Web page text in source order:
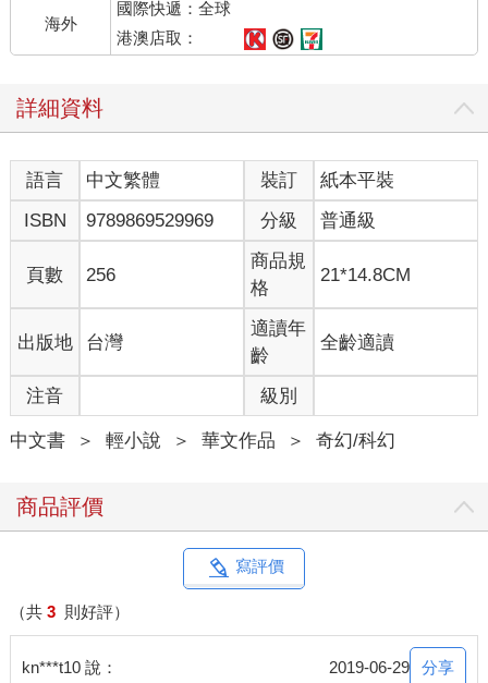
說都流傳了下來，而且還很接近真實。」小池再次讚賞地說，
「也許之前從來沒讓奧丁先生見到月圓吧，那晚奧丁先生的異變
傳開，從此狼人與長生勢不兩立。奧里林先生血統不純，又能行
種種因素使得奧里林先生的處境十分艱難，為了走到今天這個地
步，他放棄了很多。」
我咬著下唇，想到奧里林對於變成人類的渴望。既然有機會，那
麼就該嘗試看看。
「小池，我們還有哪裡可以找呢？」
「所有地方都找過了，除非這個家有暗門。」
「這不是不可能的，對吧？」我起身，挽起袖子，「事不宜遲，
我們找看看有沒有暗門吧。」
「哪可能這麼容易發現，這個家多大呀！」小池跟在我身後。
圖？」
「嗯，如果這是奧里林的家人所建造的，應該會有建築平面圖
吧？」
「這……」小池轉動著眼珠子，看起來莫名可愛，「好像有看過
海外
國際快遞：全球
港澳店取：
詳細資料
語言 中文繁體 裝訂
紙本平裝
ISBN
9789869529969 分級 普通級
頁數 256
商品規
格
21*14.8CM
出版地 台灣
適讀年
齡
全齡適讀
注音 級別
中文書 ＞ 輕小說 ＞ 華文作品 ＞ 奇幻/科幻
商品評價
寫評價
（共 3 則好評）
kn***t10 說： 2019-06-29 分享